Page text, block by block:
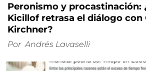
Peronismo y procastinación:
Kicillof retrasa el diálogo con
Kirchner?
Por Andrés Lavaselli